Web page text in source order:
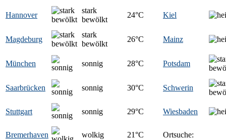
Hannover
stark
bewölkt
24°C Kiel
Magdeburg
stark
bewölkt
26°C Mainz
München sonnig 28°C Potsdam
Saarbrücken sonnig 30°C Schwerin
Stuttgart sonnig 29°C Wiesbaden
Bremerhaven wolkig 21°C Ortsuche: